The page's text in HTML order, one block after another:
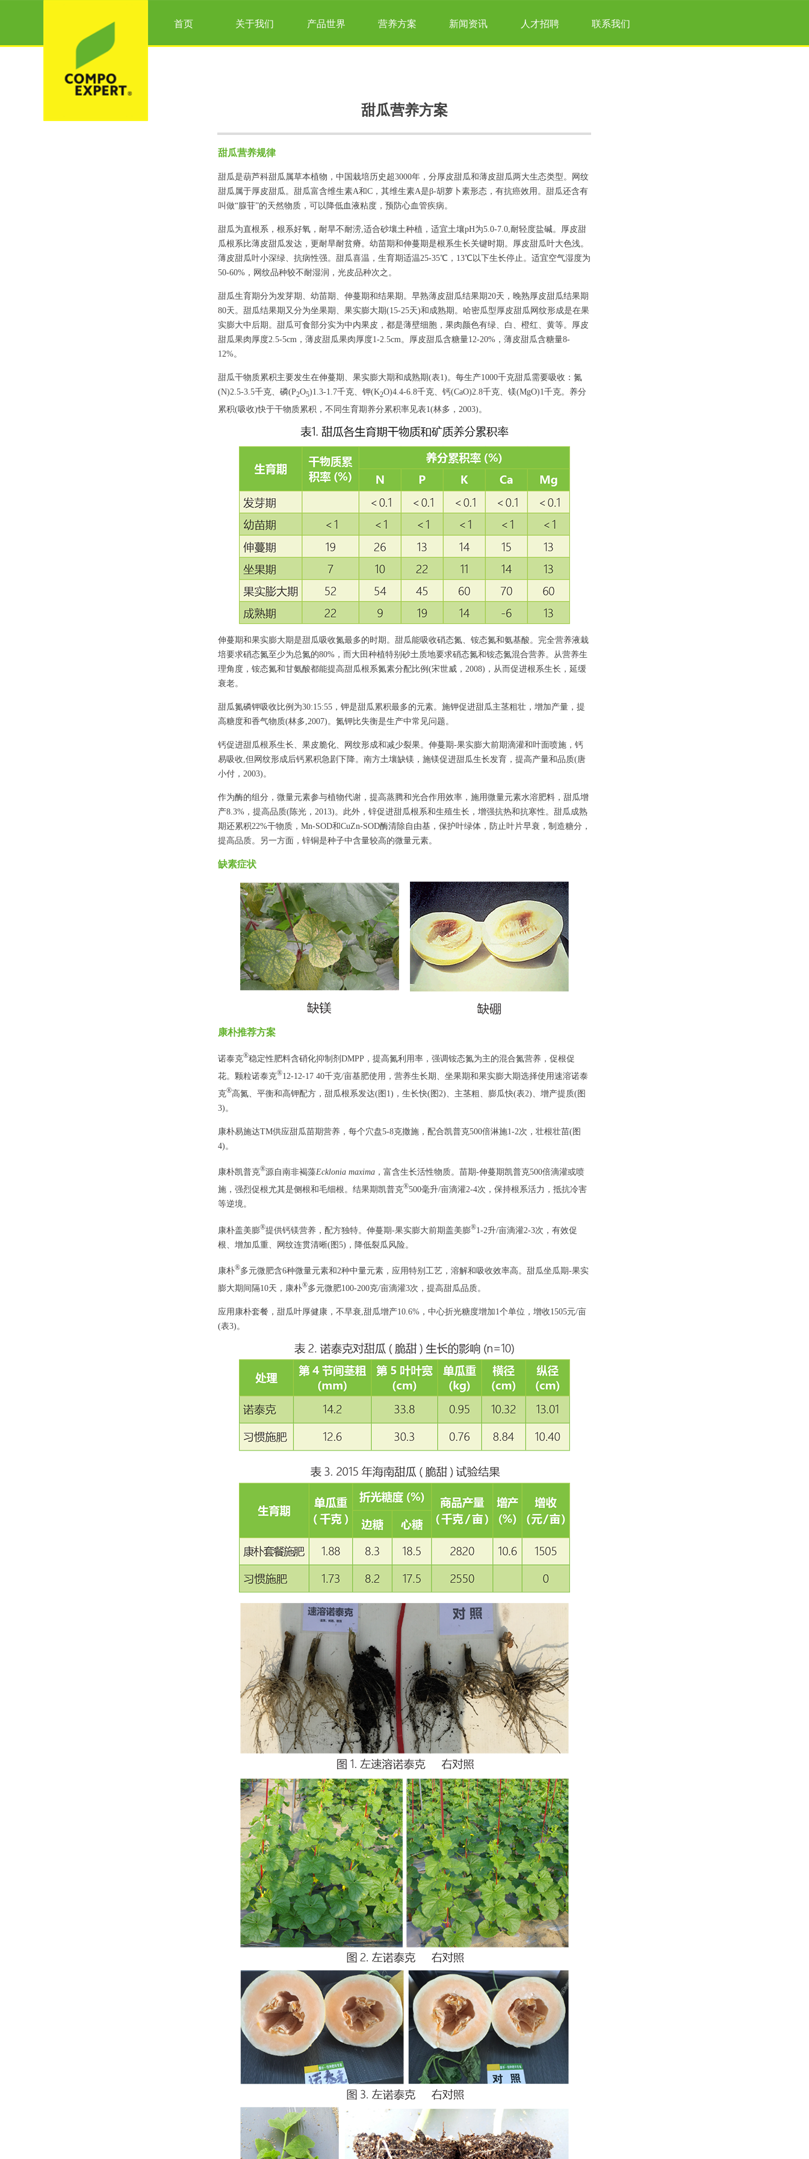
首页 关于我们 产品世界 营养方案 新闻资讯 人才招聘 联系我们
甜瓜营养方案
甜瓜营养规律
甜瓜是葫芦科甜瓜属草本植物，中国栽培历史超3000年，分厚皮甜瓜和薄皮甜瓜两大生态类型。网纹
甜瓜属于厚皮甜瓜。甜瓜富含维生素A和C，其维生素A是β-胡萝卜素形态，有抗癌效用。甜瓜还含有
叫做“腺苷”的天然物质，可以降低血液粘度，预防心血管疾病。
甜瓜为直根系，根系好氧，耐旱不耐涝,适合砂壤土种植，适宜土壤pH为5.0-7.0,耐轻度盐碱。厚皮甜
瓜根系比薄皮甜瓜发达，更耐旱耐贫瘠。幼苗期和伸蔓期是根系生长关键时期。厚皮甜瓜叶大色浅。
薄皮甜瓜叶小深绿、抗病性强。甜瓜喜温，生育期适温25-35℃，13℃以下生长停止。适宜空气湿度为
50-60%，网纹品种较不耐湿润，光皮品种次之。
甜瓜生育期分为发芽期、幼苗期、伸蔓期和结果期。早熟薄皮甜瓜结果期20天，晚熟厚皮甜瓜结果期
80天。甜瓜结果期又分为坐果期、果实膨大期(15-25天)和成熟期。哈密瓜型厚皮甜瓜网纹形成是在果
实膨大中后期。甜瓜可食部分实为中内果皮，都是薄壁细胞，果肉颜色有绿、白、橙红、黄等。厚皮
甜瓜果肉厚度2.5-5cm，薄皮甜瓜果肉厚度1-2.5cm。厚皮甜瓜含糖量12-20%，薄皮甜瓜含糖量8-
12%。
甜瓜干物质累积主要发生在伸蔓期、果实膨大期和成熟期(表1)。每生产1000千克甜瓜需要吸收：氮
(N)2.5-3.5千克、磷(P2O5)1.3-1.7千克、钾(K2O)4.4-6.8千克、钙(CaO)2.8千克、镁(MgO)1千克。养分
累积(吸收)快于干物质累积，不同生育期养分累积率见表1(林多，2003)。
伸蔓期和果实膨大期是甜瓜吸收氮最多的时期。甜瓜能吸收硝态氮、铵态氮和氨基酸。完全营养液栽
培要求硝态氮至少为总氮的80%，而大田种植特别砂土质地要求硝态氮和铵态氮混合营养。从营养生
理角度，铵态氮和甘氨酸都能提高甜瓜根系氮素分配比例(宋世威，2008)，从而促进根系生长，延缓
衰老。
甜瓜氮磷钾吸收比例为30:15:55，钾是甜瓜累积最多的元素。施钾促进甜瓜主茎粗壮，增加产量，提
高糖度和香气物质(林多,2007)。氮钾比失衡是生产中常见问题。
钙促进甜瓜根系生长、果皮脆化、网纹形成和减少裂果。伸蔓期-果实膨大前期滴灌和叶面喷施，钙
易吸收,但网纹形成后钙累积急剧下降。南方土壤缺镁，施镁促进甜瓜生长发育，提高产量和品质(唐
小付，2003)。
作为酶的组分，微量元素参与植物代谢，提高蒸腾和光合作用效率，施用微量元素水溶肥料，甜瓜增
产8.3%，提高品质(陈光，2013)。此外，锌促进甜瓜根系和生殖生长，增强抗热和抗寒性。甜瓜成熟
期还累积22%干物质，Mn-SOD和CuZn-SOD酶清除自由基，保护叶绿体，防止叶片早衰，制造糖分，
提高品质。另一方面，锌铜是种子中含量较高的微量元素。
缺素症状
康朴推荐方案
诺泰克®稳定性肥料含硝化抑制剂DMPP，提高氮利用率，强调铵态氮为主的混合氮营养，促根促
花。颗粒诺泰克®12-12-17 40千克/亩基肥使用，营养生长期、坐果期和果实膨大期选择使用速溶诺泰
克®高氮、平衡和高钾配方，甜瓜根系发达(图1)，生长快(图2)、主茎粗、膨瓜快(表2)、增产提质(图
3)。
康朴易施达TM供应甜瓜苗期营养，每个穴盘5-8克撒施，配合凯普克500倍淋施1-2次，壮根壮苗(图
4)。
康朴凯普克®源自南非褐藻Ecklonia maxima ，富含生长活性物质。苗期-伸蔓期凯普克500倍滴灌或喷
施，强烈促根尤其是侧根和毛细根。结果期凯普克®500毫升/亩滴灌2-4次，保持根系活力，抵抗冷害
等逆境。
康朴盖美膨®提供钙镁营养，配方独特。伸蔓期-果实膨大前期盖美膨®1-2升/亩滴灌2-3次，有效促
根、增加瓜重、网纹连贯清晰(图5)，降低裂瓜风险。
康朴®多元微肥含6种微量元素和2种中量元素，应用特别工艺，溶解和吸收效率高。甜瓜坐瓜期-果实
膨大期间隔10天，康朴®多元微肥100-200克/亩滴灌3次，提高甜瓜品质。
应用康朴套餐，甜瓜叶厚健康，不早衰,甜瓜增产10.6%，中心折光糖度增加1个单位，增收1505元/亩
(表3)。